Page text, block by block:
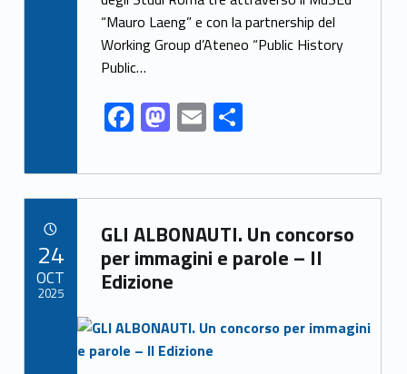
o
o
k
o
n
“Mauro Laeng” e con la partnership del
Working Group d’Ateneo “Public History
Public…
F
ac
e
b
o
o
k
M
as
to
d
o
n
E
m
ai
l
S
ar
e
Link identifier archive #link-archive-35176
GLI ALBONAUTI. Un concorso
per immagini e parole – II
Edizione
Link identifier archive #link-archive-thumb-soap-56198
24
OCT
2025